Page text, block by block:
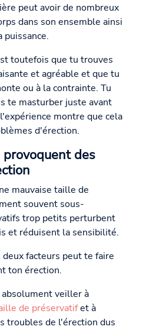
peut avoir de nombreux
dans son ensemble ainsi
puissance.
toutefois que tu trouves
et agréable et que tu
ou à la contrainte. Tu
te masturber juste avant
montre que cela
d'érection.
des
mauvaise taille de
souvent sous-
trop petits perturbent
et réduisent la sensibilité.
deux facteurs peut te faire
ton érection.
veiller à
de préservatifet à
troubles de l'érection dus